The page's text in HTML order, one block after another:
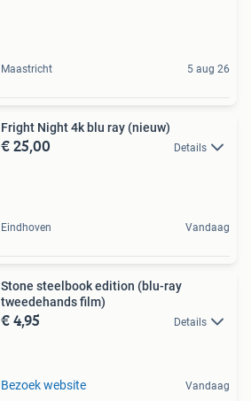
Maastricht 5 aug 26
Fright Night 4k blu ray (nieuw)
€ 25,00 Details
Eindhoven Vandaag
Stone steelbook edition (blu-ray
tweedehands film)
€ 4,95 Details
Bezoek website Vandaag